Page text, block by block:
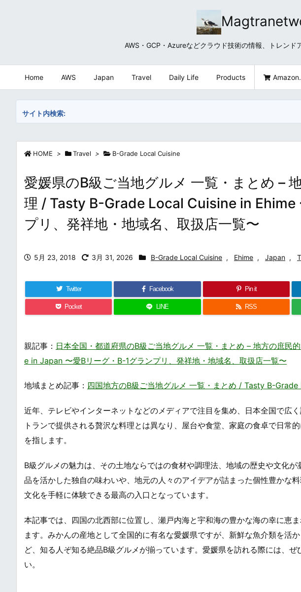
AWS・GCP・Azureなどクラウド技術の情報、トレンド
Home AWS Japan Travel Daily Life Products
サイト内検索:
HOME > Travel > B-Grade Local Cuisine
愛媛県のB級ご当地グルメ 一覧・まとめ –
理 / Tasty B-Grade Local Cuisine in Ehime
プリ、発祥地・地域名、取扱店一覧〜
5月 23, 2018 3月 31, 2026 B-Grade Local Cuisine , Ehime , Japan ,
Twitter Facebook Pin it
Pocket LINE RSS
親記事： 日本全国・都道府県のB級ご当地グルメ 一覧・まとめ – 地方の庶
e in Japan 〜愛Bリーグ・B-1グランプリ、発祥地・地域名、取扱店一覧〜
地域まとめ記事： 四国地方のB級ご当地グルメ 一覧・まとめ / Tasty B-
近年、テレビやインターネットなどのメディアで注目を集め、日本全国で広
トランで提供される贅沢な料理とは異なり、屋台や食堂、家庭の食卓で日常
を指します。
B級グルメの魅力は、その土地ならではの食材や調理法、地域の歴史や文化
品を活かした独自の味わいや、地元の人々のアイデアが詰まった個性豊かな
文化を手軽に体験できる最高の入口となっています。
本記事では、四国の北西部に位置し、瀬戸内海と宇和海の豊かな海の幸に恵ま
ます。みかんの産地として全国的に有名な愛媛県ですが、新鮮な魚介類を活
ど、知る人ぞ知る絶品B級グルメが揃っています。愛媛県を訪れる際には、
い。